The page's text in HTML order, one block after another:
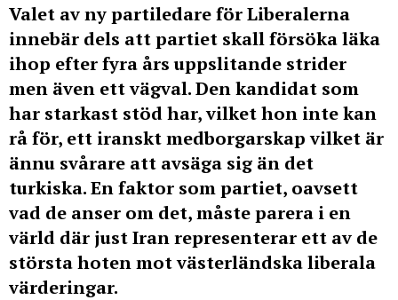
Valet av ny partiledare för Liberalerna
innebär dels att partiet skall försöka läka
ihop efter fyra års uppslitande strider
men även ett vägval. Den kandidat som
har starkast stöd har, vilket hon inte kan
rå för, ett iranskt medborgarskap vilket är
ännu svårare att avsäga sig än det
turkiska. En faktor som partiet, oavsett
vad de anser om det, måste parera i en
värld där just Iran representerar ett av de
största hoten mot västerländska liberala
värderingar.